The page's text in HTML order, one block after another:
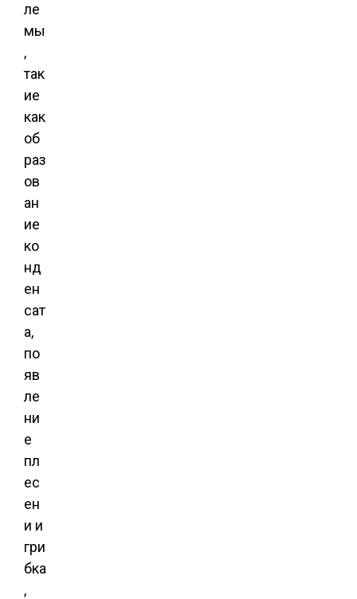
ле
мы
,
так
ие
как
об
раз
ов
ан
ие
ко
нд
ен
сат
а,
по
яв
ле
ни
е
пл
ес
ен
и и
гри
бка
,